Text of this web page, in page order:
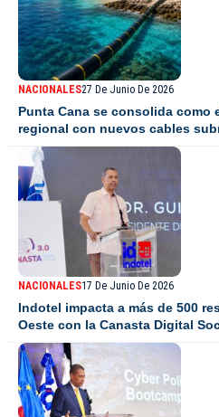
NACIONALES27 De Junio De 2026
Punta Cana se consolida como
regional con nuevos cables
NACIONALES17 De Junio De 2026
Indotel impacta a más de 500
Oeste con la Canasta Digital